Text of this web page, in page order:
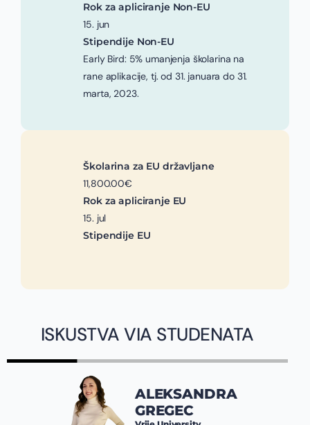
Rok za apliciranje Non-EU
15. jun
Stipendije Non-EU
Early Bird: 5% umanjenja školarina na
rane aplikacije, tj. od 31. januara do 31.
marta, 2023.
Školarina za EU državljane
11,800.00€
Rok za apliciranje EU
15. jul
Stipendije EU
ISKUSTVA VIA STUDENATA
ALEKSANDRA
GREGEC